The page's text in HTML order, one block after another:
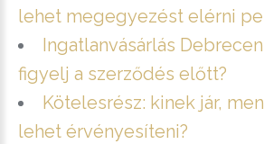
lehet megegyezést elérni
Ingatlanvásárlás
figyelj a szerződés előtt?
Kötelesrész: kinek jár,
lehet érvényesíteni?